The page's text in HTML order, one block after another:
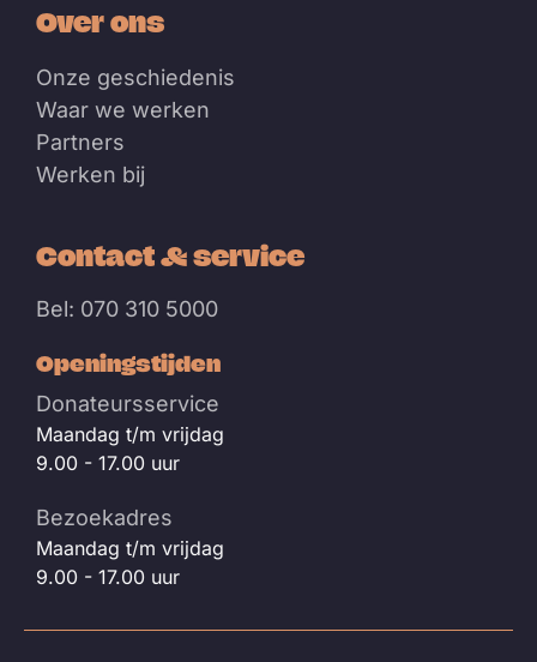
Over ons
Onze geschiedenis
Waar we werken
Partners
Werken bij
Contact & service
Bel: 070 310 5000
Openingstijden
Donateursservice
Maandag t/m vrijdag
9.00 - 17.00 uur
Bezoekadres
Maandag t/m vrijdag
9.00 - 17.00 uur